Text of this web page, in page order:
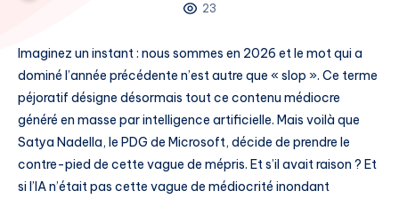
23
Imaginez un instant : nous sommes en 2026 et le mot qui a
dominé l’année précédente n’est autre que « slop ». Ce terme
péjoratif désigne désormais tout ce contenu médiocre
généré en masse par intelligence artificielle. Mais voilà que
Satya Nadella, le PDG de Microsoft, décide de prendre le
contre-pied de cette vague de mépris. Et s’il avait raison ? Et
si l’IA n’était pas cette vague de médiocrité inondant